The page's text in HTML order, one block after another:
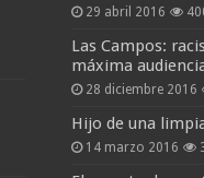
29 abril 2016
Las Campos:
máxima
28 diciembre 2016
Hijo de una
14 marzo 2016